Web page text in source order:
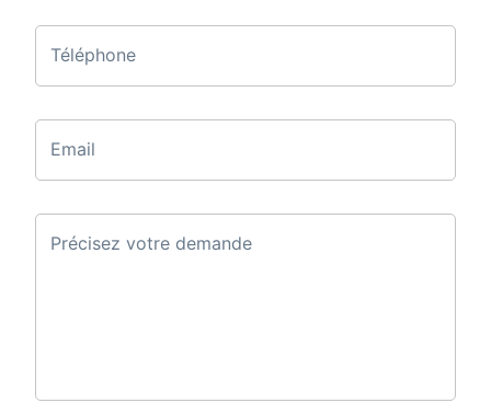
Téléphone
Email
Précisez votre demande